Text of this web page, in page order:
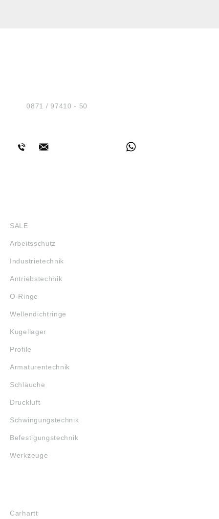
Tel.:0871 / 97410 - 50
SALE
Arbeitsschutz
Industrietechnik
Antriebstechnik
O-Ringe
Wellendichtringe
Kugellager
Profile
Armaturentechnik
Schläuche
Druckluft
Schwingungstechnik
Befestigungstechnik
Werkzeuge
Carhartt